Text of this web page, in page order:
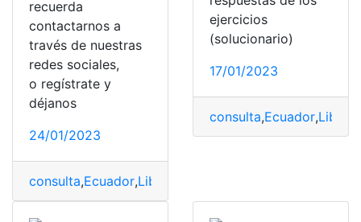
recuerda
contactarnos a
través de nuestras
redes sociales,
o regístrate y
déjanos
24/01/2023
consulta,Ecuador,Libro
ejercicios
(solucionario)
17/01/2023
consulta,Ecuador,Libro